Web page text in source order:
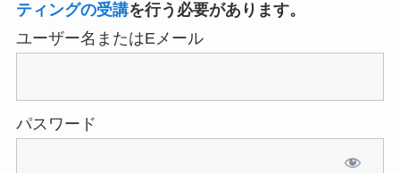
ティングの受講を行う必要があります。
ユーザー名またはEメール
パスワード